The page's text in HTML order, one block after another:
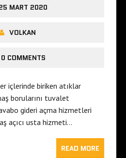
MART 2020
VOLKAN
0 COMMENTS
içlerinde biriken atıklar
borularını tuvalet
gideri açma hizmetleri
açıcı usta hizmeti…
READ MORE